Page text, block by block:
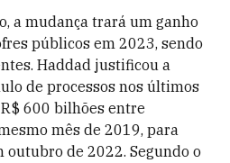
a mudança trará um ganho
públicos em 2023, sendo
Haddad justificou a
de processos nos últimos
600 bilhões entre
mês de 2019, para
de 2022. Segundo o